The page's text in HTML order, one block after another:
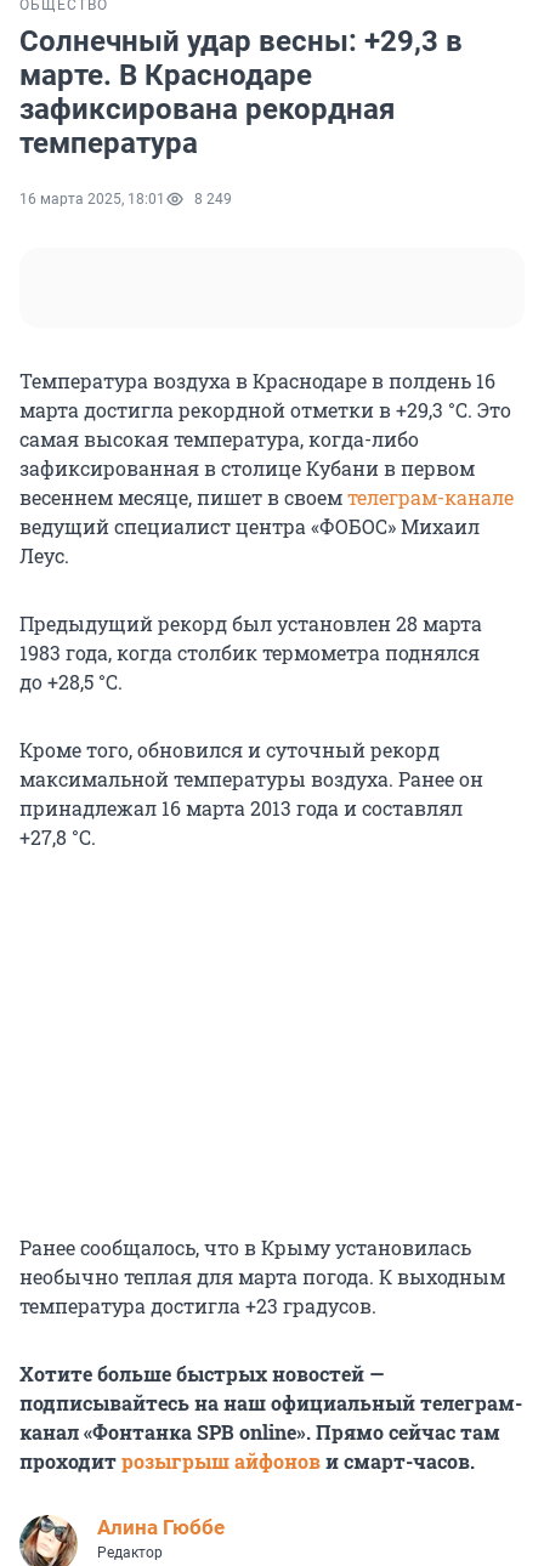
ОБЩЕСТВО
Солнечный удар весны: +29,3 в
марте. В Краснодаре
зафиксирована рекордная
температура
16 марта 2025, 18:01 8 249
Температура воздуха в Краснодаре в полдень 16
марта достигла рекордной отметкив +29,3 °C. Это
самая высокая температура, когда-либо
зафиксированная в столице Кубани в первом
весеннем месяце, пишет в своемтелеграм-канале
ведущий специалист центра «ФОБОС» Михаил
Леус.
Предыдущий рекорд был установлен 28 марта
1983 года, когда столбик термометра поднялся
до +28,5 °C.
Кроме того, обновился и суточный рекорд
максимальной температуры воздуха. Ранее он
принадлежал 16 марта 2013 года и составлял
+27,8 °C.
Ранее сообщалось, что в Крыму установилась
необычно теплая для марта погода. К выходным
температура достигла +23 градусов.
Хотите больше быстрых новостей —
подписывайтесь на наш официальный телеграм-
канал «Фонтанка SPB online». Прямо сейчас там
проходитрозыгрыш айфонови смарт-часов.
Алина Гюббе
Редактор